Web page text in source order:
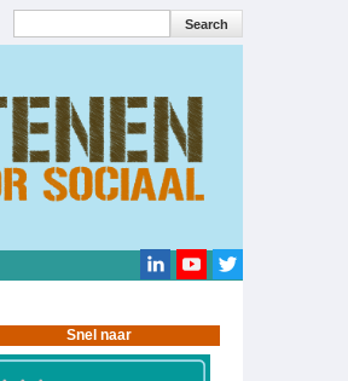
Search
Snel naar